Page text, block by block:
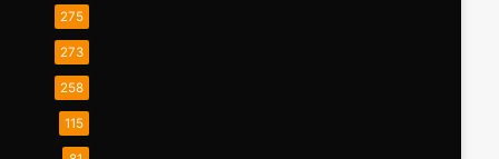
275
273
258
115